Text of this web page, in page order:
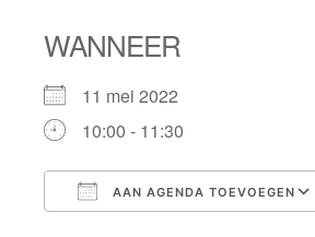
WANNEER
11 mei 2022
10:00 - 11:30
AAN AGENDA TOEVOEGEN